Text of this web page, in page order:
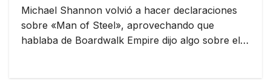
Michael Shannon volvió a hacer declaraciones
sobre «Man of Steel», aprovechando que
hablaba de Boardwalk Empire dijo algo sobre el…